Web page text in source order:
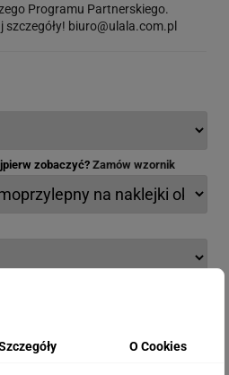
Programu Partnerskiego.
szczegóły! biuro@ulala.com.pl
zobaczyć? Zamów wzornik
O Cookies